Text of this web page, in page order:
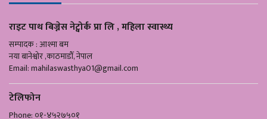
राइट पाथ बिज्नेस नेट्वोर्क प्रा लि , महिला स्वास्थ्य
सम्पादक : आश्मा बम
नया बानेश्वोर ,काठमाडौँ, नेपाल
Email:mahilaswasthya01@gmail.com
टेलिफोन
Phone: ०१-४५२७५०१